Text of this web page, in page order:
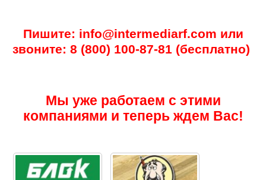
Пишите: info@intermediarf.com или
звоните: 8 (800) 100-87-81 (бесплатно)
Мы уже работаем с этими
компаниями и теперь ждем Вас!